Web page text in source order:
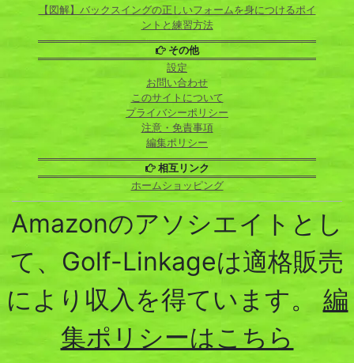
【図解】バックスイングの正しいフォームを身につけるポイ
ントと練習方法
その他
設定
お問い合わせ
このサイトについて
プライバシーポリシー
注意・免責事項
編集ポリシー
相互リンク
ホームショッピング
Amazonのアソシエイトとし
て、Golf-Linkageは適格販売
により収入を得ています。 編
集ポリシーはこちら